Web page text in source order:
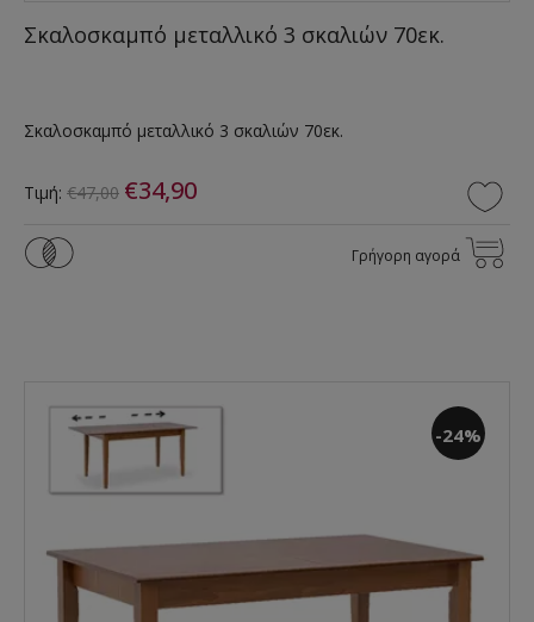
Σκαλοσκαμπό μεταλλικό 3 σκαλιών 70εκ.
Σκαλοσκαμπό μεταλλικό 3 σκαλιών 70εκ.
Τιμή: €47,00 €34,90
Γρήγορη αγορά
-24%